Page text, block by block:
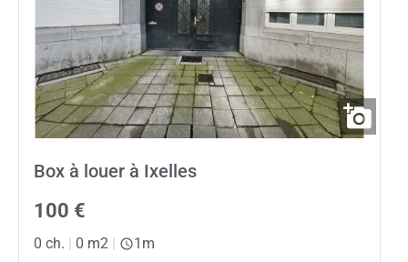
Box à louer à Ixelles
100 €
0 ch. 0 m2 1m